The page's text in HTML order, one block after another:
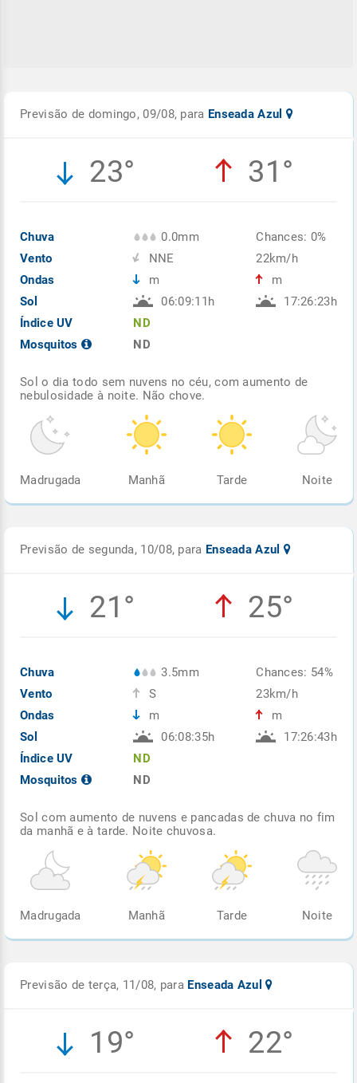
Previsão de domingo, 09/08, para Enseada Azul
23° 31°
Chuva
Vento
Ondas
Sol
Índice UV
Mosquitos
0.0mm
NNE
m
06:09:11h
ND
ND
Chances: 0%
22km/h
m
17:26:23h
Sol o dia todo sem nuvens no céu, com aumento de
nebulosidade à noite. Não chove.
Madrugada Manhã Tarde Noite
Previsão de segunda, 10/08, para Enseada Azul
21° 25°
Chuva
Vento
Ondas
Sol
Índice UV
Mosquitos
3.5mm
S
m
06:08:35h
ND
ND
Chances: 54%
23km/h
m
17:26:43h
Sol com aumento de nuvens e pancadas de chuva no fim
da manhã e à tarde. Noite chuvosa.
Madrugada Manhã Tarde Noite
Previsão de terça, 11/08, para Enseada Azul
19° 22°